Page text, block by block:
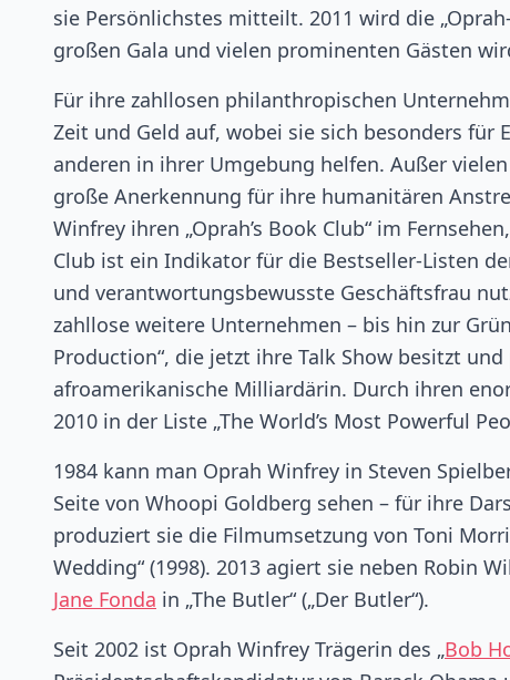
sie Persönlichstes mitteilt. 2011 wird die
großen Gala und vielen prominenten Gästen
Für ihre zahllosen philanthropischen
Zeit und Geld auf, wobei sie sich besonders
anderen in ihrer Umgebung helfen. Außer
große Anerkennung für ihre humanitären
Winfrey ihren „Oprah’s Book Club“ im
Club ist ein Indikator für die Bestseller-Listen
und verantwortungsbewusste Geschäftsfrau
zahllose weitere Unternehmen – bis hin zur
Production“, die jetzt ihre Talk Show besitzt
afroamerikanische Milliardärin. Durch ihren
2010 in der Liste „The World’s Most Powerful
1984 kann man Oprah Winfrey in Steven
Seite von Whoopi Goldberg sehen – für ihre
produziert sie die Filmumsetzung von Toni
Wedding“ (1998). 2013 agiert sie neben Robin
Jane Fonda in „The Butler“ („Der Butler“).
Seit 2002 ist Oprah Winfrey Trägerin des „Bob